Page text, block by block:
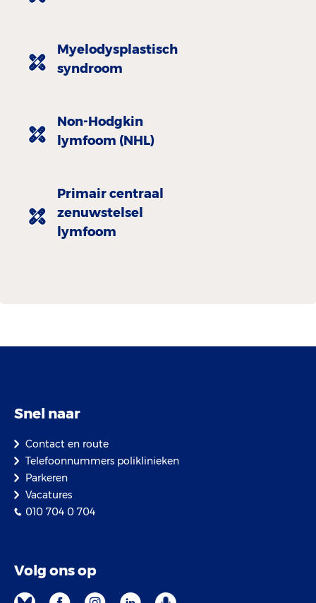
Myelodysplastisch
syndroom
Non-Hodgkin
lymfoom (NHL)
Primair centraal
zenuwstelsel
lymfoom
Snel naar
Contact en route
Telefoonnummers poliklinieken
Parkeren
Vacatures
010 704 0 704
Volg ons op